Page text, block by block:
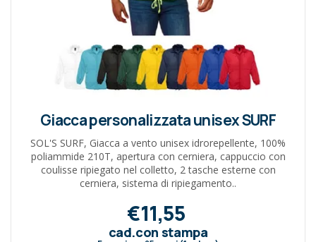
Giacca personalizzata unisex SURF
SOL'S SURF, Giacca a vento unisex idrorepellente, 100%
poliammide 210T, apertura con cerniera, cappuccio con
coulisse ripiegato nel colletto, 2 tasche esterne con
cerniera, sistema di ripiegamento..
€11,55
cad.con stampa